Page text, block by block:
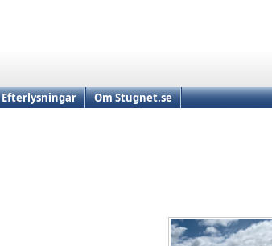
Efterlysningar Om Stugnet.se